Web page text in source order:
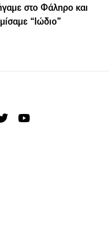
στο Φάληρο και
“Ιώδιο”